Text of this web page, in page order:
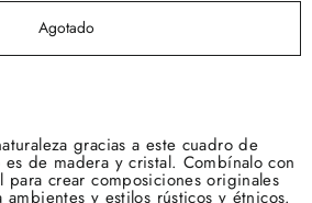
Agotado
gracias a este cuadro de
de madera y cristal. Combínalo con
para crear composiciones originales
y estilos rústicos y étnicos.